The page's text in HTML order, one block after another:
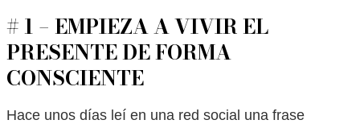
# 1 – EMPIEZA A VIVIR EL
PRESENTE DE FORMA
CONSCIENTE
Hace unos días leí en una red social una frase